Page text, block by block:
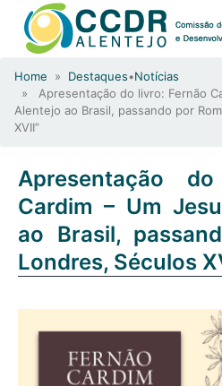
Home » Destaques•Notícias
» Apresentação do livro: Fernão
Alentejo ao Brasil, passando por
XVII”
Apresentação
Cardim – Um
ao Brasil,
Londres, Séculos